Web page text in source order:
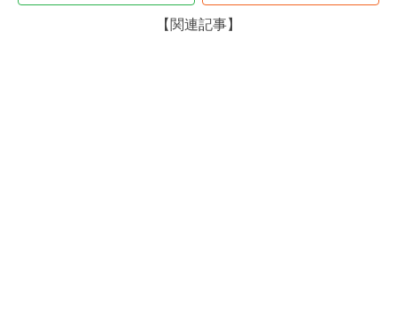
【関連記事】